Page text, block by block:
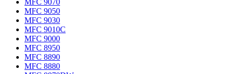
MFC 9050
MFC 9030
MFC 9010C
MFC 9000
MFC 8950
MFC 8890
MFC 8880